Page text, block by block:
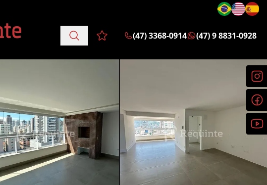
Favoritos (0 itens)
(47) 3368-0914 (47) 9 8831-0928